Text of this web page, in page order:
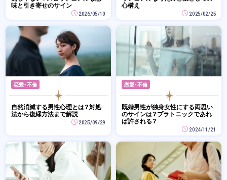
味と引き寄せのサイン
2026/05/10
心構え
2025/02/25
恋愛・不倫
自然消滅する男性心理とは？対処
法から復縁方法まで解説
2025/09/29
恋愛・不倫
既婚男性が独身女性にする両思い
のサインは？プラトニックであれ
ば許される？
2024/11/21